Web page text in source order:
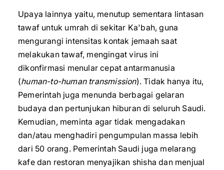
Upaya lainnya yaitu, menutup sementara lintasan
tawaf untuk umrah di sekitar Ka'bah, guna
mengurangi intensitas kontak jemaah saat
melakukan tawaf, mengingat virus ini
dikonfirmasi menular cepat antarmanusia
(human-to-human transmission). Tidak hanya itu,
Pemerintah juga menunda berbagai gelaran
budaya dan pertunjukan hiburan di seluruh Saudi.
Kemudian, meminta agar tidak mengadakan
dan/atau menghadiri pengumpulan massa lebih
dari 50 orang. Pemerintah Saudi juga melarang
kafe dan restoran menyajikan shisha dan menjual